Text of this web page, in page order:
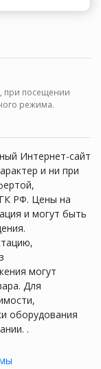
при посещении
режима.
Интернет-сайт
и ни при
РФ. Цены на
и могут быть
могут
Для
оборудования
.